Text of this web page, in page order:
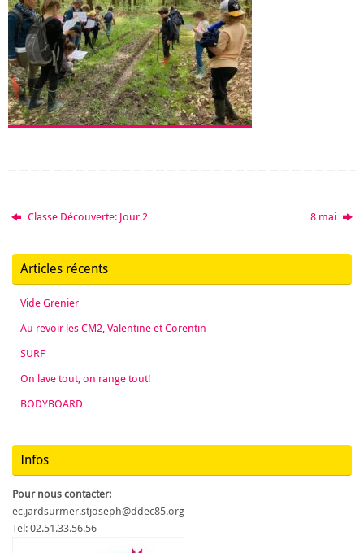
Classe Découverte: Jour 2 8 mai
Articles récents
Vide Grenier
Au revoir les CM2, Valentine et Corentin
SURF
On lave tout, on range tout!
BODYBOARD
Infos
Pour nous contacter:
ec.jardsurmer.stjoseph@ddec85.org
Tel: 02.51.33.56.56